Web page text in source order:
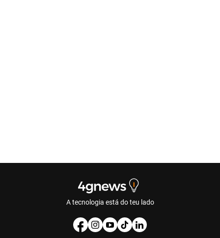
A tecnologia está do teu lado